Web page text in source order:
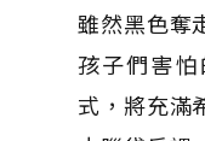
雖然黑色奪
孩子們害
式，將充滿